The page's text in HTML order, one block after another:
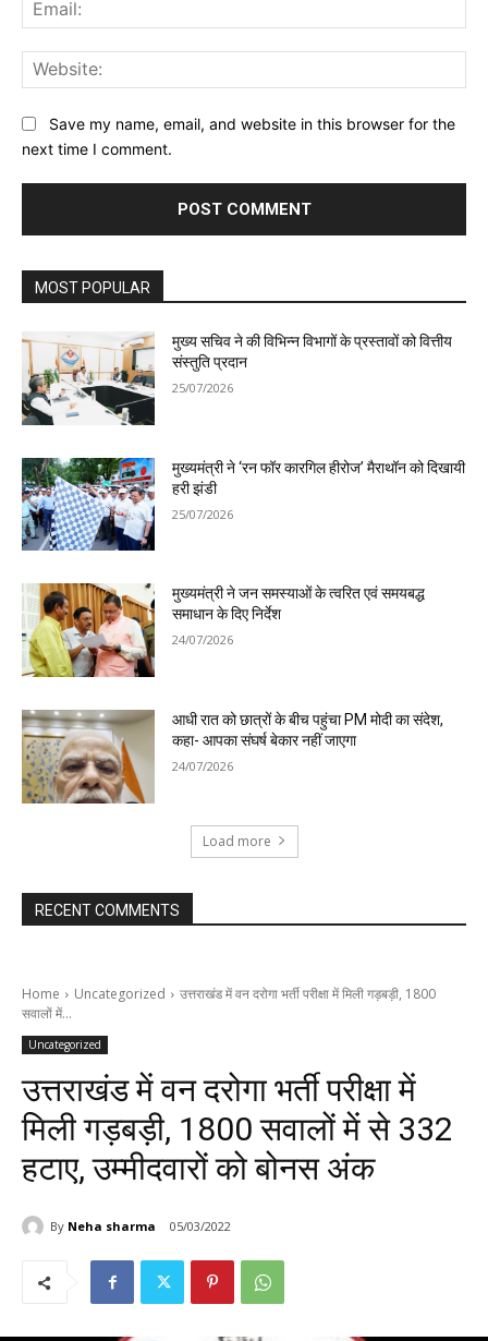
Save my name, email, and website in this browser for the
next time I comment.
MOST POPULAR
मुख्य सचिव ने की विभिन्न विभागों के प्रस्तावों को वित्तीय
संस्तुति प्रदान
25/07/2026
मुख्यमंत्री ने ‘रन फॉर कारगिल हीरोज’ मैराथॉन को दिखायी
हरी झंडी
25/07/2026
मुख्यमंत्री ने जन समस्याओं के त्वरित एवं समयबद्ध
समाधान के दिए निर्देश
24/07/2026
आधी रात को छात्रों के बीच पहुंचा PM मोदी का संदेश,
कहा- आपका संघर्ष बेकार नहीं जाएगा
24/07/2026
Load more
RECENT COMMENTS